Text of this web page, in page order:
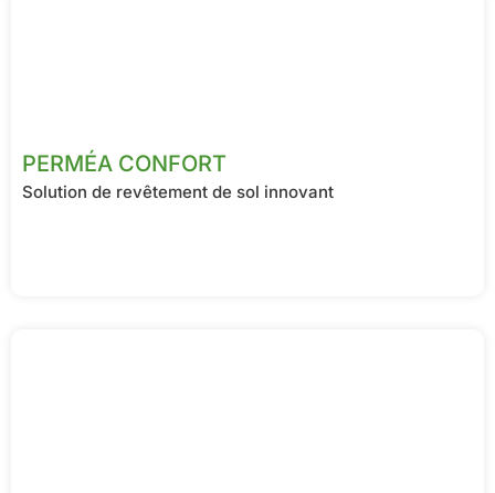
PERMÉA CONFORT
Solution de revêtement de sol innovant